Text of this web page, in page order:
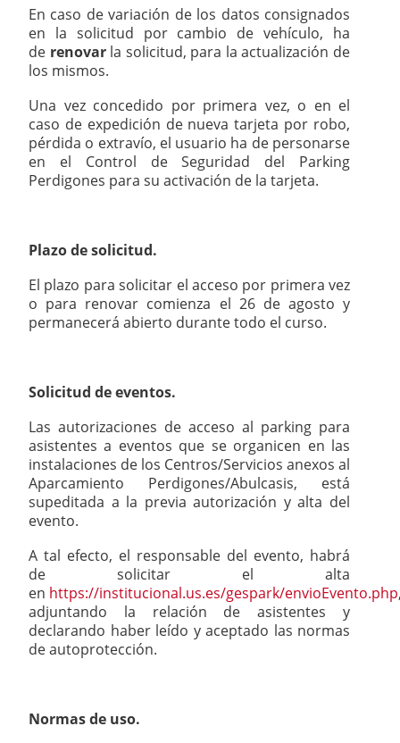
En caso de variación de los datos consignados
en la solicitud por cambio de vehículo, ha
de renovarla solicitud, para la actualización de
los mismos.
Una vez concedido por primera vez, o en el
caso de expedición de nueva tarjeta por robo,
pérdida o extravío, el usuario ha de personarse
en el Control de Seguridad del Parking
Perdigones para su activación de la tarjeta.
Plazo de solicitud.
El plazo para solicitar el acceso por primera vez
o para renovar comienza el 26 de agosto y
permanecerá abierto durante todo el curso.
Solicitud de eventos.
Las autorizaciones de acceso al parking para
asistentes a eventos que se organicen en las
instalaciones de los Centros/Servicios anexos al
Aparcamiento Perdigones/Abulcasis, está
supeditada a la previa autorización y alta del
evento.
A tal efecto, el responsable del evento, habrá
de solicitar el alta
en https://institucional.us.es/gespark/envioEvento.php
adjuntando la relación de asistentes y
declarando haber leído y aceptado las normas
de autoprotección.
Normas de uso.